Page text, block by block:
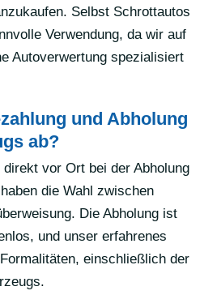
Selbst Schrottautos
Verwendung, da wir auf
Autoverwertung spezialisiert
und Abholung
ab?
vor Ort bei der Abholung
die Wahl zwischen
Die Abholung ist
und unser erfahrenes
einschließlich der